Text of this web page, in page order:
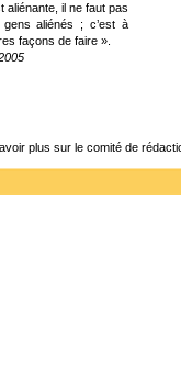
aliénante, il ne faut pas
aliénés ; c’est à
façons de faire ».
plus sur le comité de